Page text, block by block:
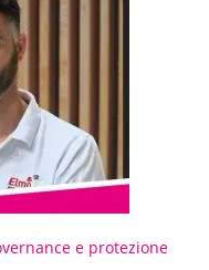
e protezione